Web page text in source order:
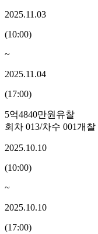
2025.11.03
(10:00)
~
2025.11.04
(17:00)
5억4840만원 유찰
회차 013/차수 001개찰
2025.10.10
(10:00)
~
2025.10.10
(17:00)